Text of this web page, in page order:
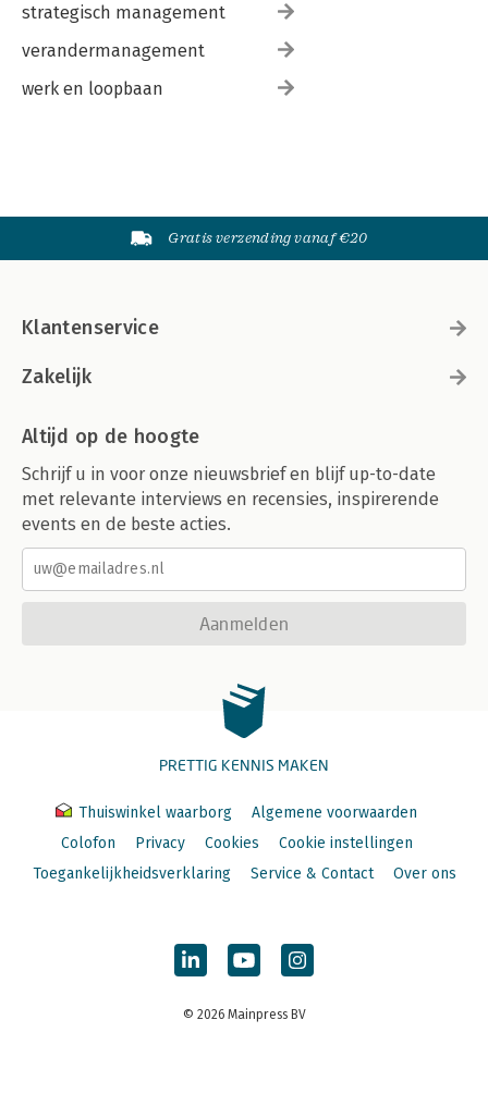
strategisch management
verandermanagement
werk en loopbaan
Gratis verzending vanaf €20
Klantenservice
Zakelijk
Altijd op de hoogte
Schrijf u in voor onze nieuwsbrief en blijf up-to-date
met relevante interviews en recensies, inspirerende
events en de beste acties.
Aanmelden
PRETTIG KENNIS MAKEN
Thuiswinkel waarborg
Algemene voorwaarden
Colofon
Privacy Cookies
Cookie instellingen
Toegankelijkheidsverklaring
Service & Contact Over ons
© 2026 Mainpress BV